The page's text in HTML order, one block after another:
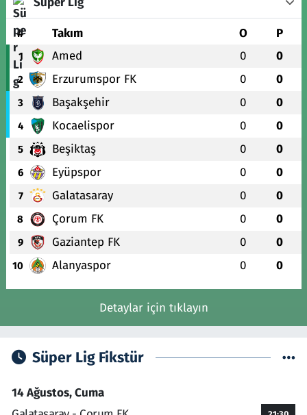
# Takım O P
1 Amed 0 0
2 Erzurumspor FK 0 0
3 Başakşehir 0 0
4 Kocaelispor 0 0
5 Beşiktaş 0 0
6 Eyüpspor 0 0
7 Galatasaray 0 0
8 Çorum FK 0 0
9 Gaziantep FK 0 0
10 Alanyaspor 0 0
Detaylar için tıklayın
Süper Lig Fikstür
14 Ağustos, Cuma